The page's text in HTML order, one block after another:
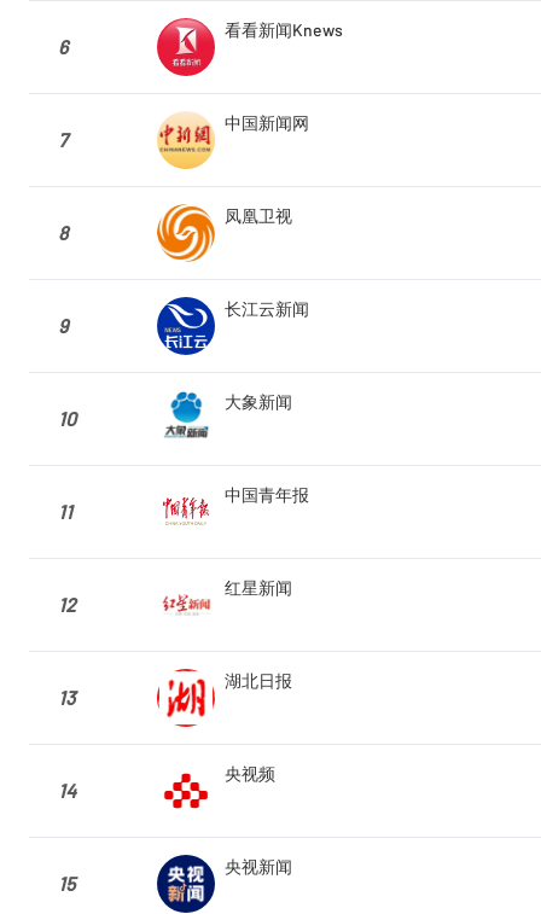
6
看看新闻Knews
7
中国新闻网
8
凤凰卫视
9
长江云新闻
10
大象新闻
11
中国青年报
12
红星新闻
13
湖北日报
14
央视频
15
央视新闻